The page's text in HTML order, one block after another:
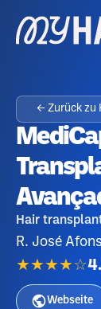
← Zurück zu
Hair
R. José
★★★★☆
Webseite